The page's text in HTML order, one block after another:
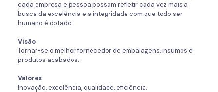
cada empresa e pessoa possam refletir cada vez mais a
busca da excelência e a integridade com que todo ser
humano é dotado.
Visão
Tornar-se o melhor fornecedor de embalagens, insumos e
produtos acabados.
Valores
Inovação, excelência, qualidade, eficiência.